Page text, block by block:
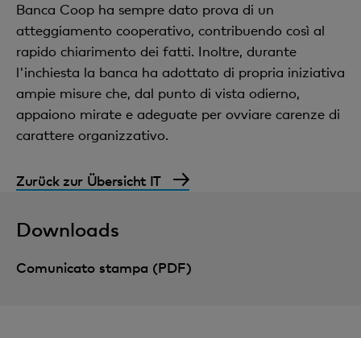
Banca Coop ha sempre dato prova di un
atteggiamento cooperativo, contribuendo così al
rapido chiarimento dei fatti. Inoltre, durante
l'inchiesta la banca ha adottato di propria iniziativa
ampie misure che, dal punto di vista odierno,
appaiono mirate e adeguate per ovviare carenze di
carattere organizzativo.
Zurück zur Übersicht IT
Downloads
Comunicato stampa (PDF)